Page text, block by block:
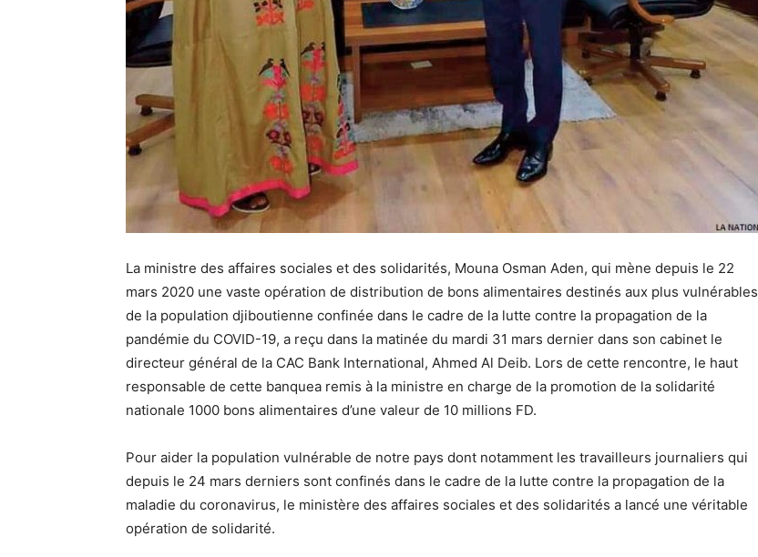
La ministre des affaires sociales et des solidarités, Mouna Osman Aden, qui mène depuis le 22
mars 2020 une vaste opération de distribution de bons alimentaires destinés aux plus vulnérables
de la population djiboutienne confinée dans le cadre de la lutte contre la propagation de la
pandémie du COVID-19, a reçu dans la matinée du mardi 31 mars dernier dans son cabinet le
directeur général de la CAC Bank International, Ahmed Al Deib. Lors de cette rencontre, le haut
responsable de cette banquea remis à la ministre en charge de la promotion de la solidarité
nationale 1000 bons alimentaires d’une valeur de 10 millions FD.
Pour aider la population vulnérable de notre pays dont notamment les travailleurs journaliers qui
depuis le 24 mars derniers sont confinés dans le cadre de la lutte contre la propagation de la
maladie du coronavirus, le ministère des affaires sociales et des solidarités a lancé une véritable
opération de solidarité.